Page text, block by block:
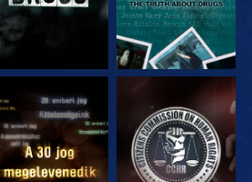
MŰSORNÉZÉS MŰSORNÉZÉS